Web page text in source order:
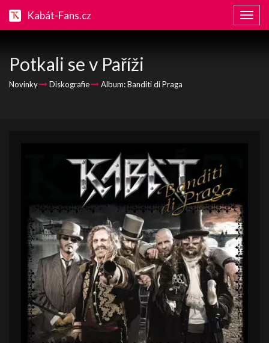
Kabát-Fans.cz
Potkali se v Paříži
Novinky Diskografie Album: Banditi di Praga